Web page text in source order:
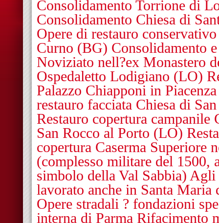
Consolidamento Torrione di
Consolidamento Chiesa di
Opere di restauro
Curno (BG) Consolidamento
Noviziato nell?ex Monastero
Ospedaletto Lodigiano (LO)
Palazzo Chiapponi in
restauro facciata Chiesa di
Restauro copertura campanile
San Rocco al Porto (LO)
copertura Caserma Superiore
(complesso militare del 1500,
simbolo della Val Sabbia)
lavorato anche in Santa
Opere stradali ? fondazioni
interna di Parma Rifacimento